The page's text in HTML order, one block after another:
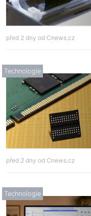
před 2 dny od Cnews.cz
Technologie
před 2 dny od Cnews.cz
Technologie